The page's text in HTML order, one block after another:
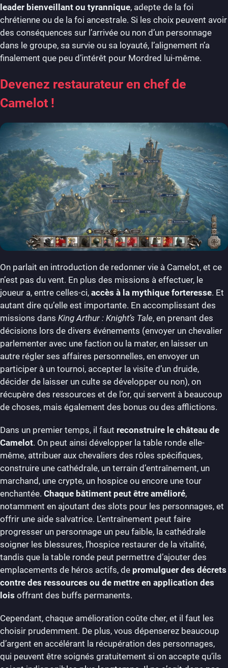
leader bienveillant ou tyrannique, adepte de la foi
chrétienne ou de la foi ancestrale. Si les choix peuvent avoir
des conséquences sur l’arrivée ou non d’un personnage
dans le groupe, sa survie ou sa loyauté, l’alignement n’a
finalement que peu d’intérêt pour Mordred lui-même.
Devenez restaurateur en chef de
Camelot !
On parlait en introduction de redonner vie à Camelot, et ce
n’est pas du vent. En plus des missions à effectuer, le
joueur a, entre celles-ci, accès à la mythique forteresse. Et
autant dire qu’elle est importante. En accomplissant des
missions dans King Arthur : Knight’s Tale, en prenant des
décisions lors de divers événements (envoyer un chevalier
parlementer avec une faction ou la mater, en laisser un
autre régler ses affaires personnelles, en envoyer un
participer à un tournoi, accepter la visite d’un druide,
décider de laisser un culte se développer ou non), on
récupère des ressources et de l’or, qui servent à beaucoup
de choses, mais également des bonus ou des afflictions.
Dans un premier temps, il faut reconstruire le château de
Camelot. On peut ainsi développer la table ronde elle-
même, attribuer aux chevaliers des rôles spécifiques,
construire une cathédrale, un terrain d’entraînement, un
marchand, une crypte, un hospice ou encore une tour
enchantée. Chaque bâtiment peut être amélioré,
notamment en ajoutant des slots pour les personnages, et
offrir une aide salvatrice. L’entraînement peut faire
progresser un personnage un peu faible, la cathédrale
soigner les blessures, l’hospice restaurer de la vitalité,
tandis que la table ronde peut permettre d’ajouter des
emplacements de héros actifs, de promulguer des décrets
contre des ressources ou de mettre en application des
lois offrant des buffs permanents.
Cependant, chaque amélioration coûte cher, et il faut les
choisir prudemment. De plus, vous dépenserez beaucoup
d’argent en accélérant la récupération des personnages,
qui peuvent être soignés gratuitement si on accepte qu’ils